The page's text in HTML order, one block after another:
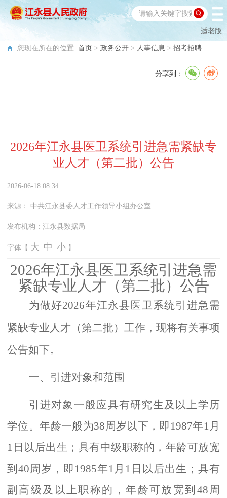
适老版
您现在所在的位置: 首页 > 政务公开 > 人事信息 > 招考招聘
分享到：
2026年江永县医卫系统引进急需紧缺专
业人才（第二批）公告
2026-06-18 08:34
来源： 中共江永县委人才工作领导小组办公室
发布机构： 江永县数据局
字体【 大 中 小 】
2026年江永县医卫系统引进急需
紧缺专业人才（第二批） 公告
为做好2026年江永县医卫系统引进急需
紧缺专业人才（第二批）工作，现将有关事项
公告如下。
一、引进对象和范围
引进对象一般应具有研究生及以上学历
学位。年龄一般为38周岁以下，即1987年1月
1日以后出生；具有中级职称的，年龄可放宽
到40周岁，即1985年1月1日以后出生；具有
副高级及以上职称的，年龄可放宽到48周